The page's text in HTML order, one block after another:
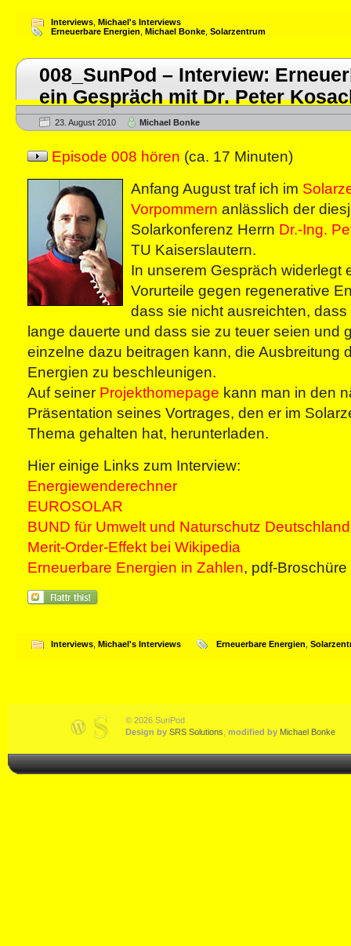
Interviews Michael's Interviews
Erneuerbare Energien Michael Bonke Solarzentrum
008_SunPod – Interview:
ein Gespräch mit Dr. Peter
23. August 2010 Michael Bonke
Episode 008 hören (ca. 17 Minuten)
Anfang August traf ich im
Vorpommern anlässlich der
Solarkonferenz Herrn Dr.-Ing.
TU Kaiserslautern.
In unserem Gespräch widerlegt
Vorurteile gegen regenerative
dass sie nicht ausreichten,
lange dauerte und dass sie zu teuer seien und
einzelne dazu beitragen kann, die Ausbreitung
Energien zu beschleunigen.
Auf seiner Projekthomepage kann man in den
Präsentation seines Vortrages, den er im
Thema gehalten hat, herunterladen.
Hier einige Links zum Interview:
Energiewenderechner
EUROSOLAR
BUND für Umwelt und Naturschutz Deutschland
Merit-Order-Effekt bei Wikipedia
Erneuerbare Energien in Zahlen, pdf-
Interviews Michael's Interviews Erneuerbare Energien
© 2026 SunPod
Design by SRS Solutions modified by Michael Bonke